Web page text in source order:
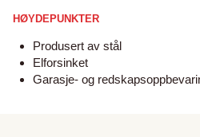
HØYDEPUNKTER
Produsert av stål
Elforsinket
Garasje- og